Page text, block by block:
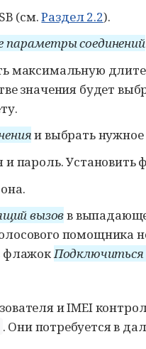
(см.Раздел 2.2).
параметры соединений
максимальную
значения будет
и выбрать нужное
и пароль.
вызовв
помощника
флажокПодключиться
и IMEI
. Они потребуется в